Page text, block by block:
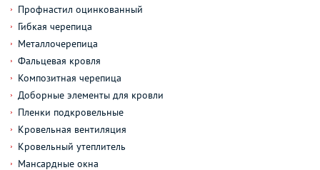
Профнастил оцинкованный
Гибкая черепица
Металлочерепица
Фальцевая кровля
Композитная черепица
Доборные элементы для кровли
Пленки подкровельные
Кровельная вентиляция
Кровельный утеплитель
Мансардные окна